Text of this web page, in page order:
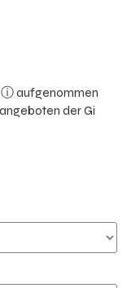
ⓘaufgenommen
der Gi